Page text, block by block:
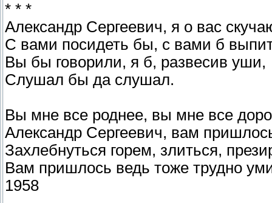
* * *
Александр Сергеевич, я о вас
С вами посидеть бы, с вами б
Вы бы говорили, я б, развесив уши,
Слушал бы да слушал.
Вы мне все роднее, вы мне все
Александр Сергеевич, вам
Захлебнуться горем, злиться,
Вам пришлось ведь тоже трудно
1958